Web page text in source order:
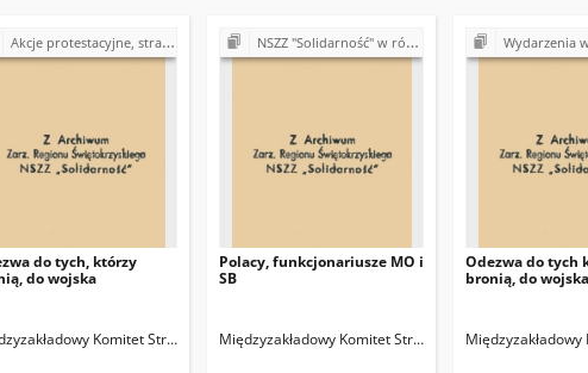
w Szczecinie
Akcje protestacyjne, strajki w Polsce (1980-1981)
do tych, którzy
do wojska
Komitet Strajkowy NSZZ "Solidarność" w Szczecinie
NSZZ "Solidarność" w różnych regionach i zakładach pracy (1980-1981)
Polacy, funkcjonariusze MO i
SB
Międzyzakładowy Komitet Strajkowy NSZZ
Wydarzenia w
Odezwa do tych
bronią, do wojska